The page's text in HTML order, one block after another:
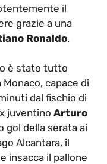
il
grazie a una
Ronaldo.
è stato tutto
capace di
dal fischio di
juventino Arturo
gol della serata ai
Alcantara, il
insacca il pallone